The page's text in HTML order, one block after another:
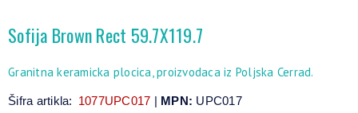
Sofija Brown Rect 59.7X119.7
Granitna keramicka plocica, proizvodaca iz Poljska Cerrad.
Šifra artikla: 1077UPC017 | MPN: UPC017